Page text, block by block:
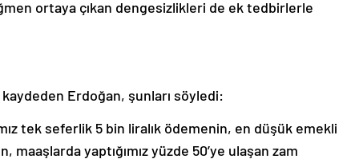
ortaya çıkan dengesizlikleri de ek tedbirlerle
Erdoğan, şunları söyledi:
tek seferlik 5 bin liralık ödemenin, en düşük emekli
maaşlarda yaptığımız yüzde 50’ye ulaşan zam